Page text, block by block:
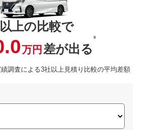
上の比較で
万円 差が出る
※
調査による3社以上見積り比較の平均差額